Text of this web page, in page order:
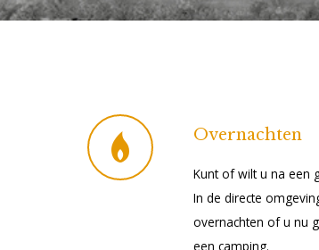
Overnachten
Kunt of wilt u na een
In de directe
overnachten of u nu
een camping.